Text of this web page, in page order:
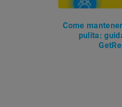
Come
pulita: